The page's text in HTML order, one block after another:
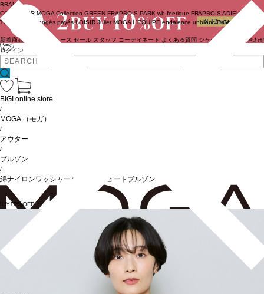
ログイン
BRAND
COUTURIER MOGA Collection GREEN FRAPBOIS PARK wb feerique FRAPBOIS ADIEU
TRISTESSE
congés payés LOISIR Julier MOGA L'EQUIPE endalence unbilanc BIGI online store
新着商品 ニュース セール スタッフ コーディネート よくある質問 ジャーナル お問い合わ
BIGI online store
/
MOGA （モガ）
/
アウター
/
ブルゾン
/
綿ナイロンワッシャーバルーンショートブルゾン